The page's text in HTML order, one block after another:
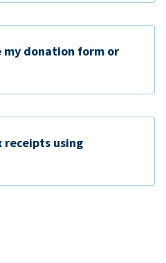
my donation form or
receipts using